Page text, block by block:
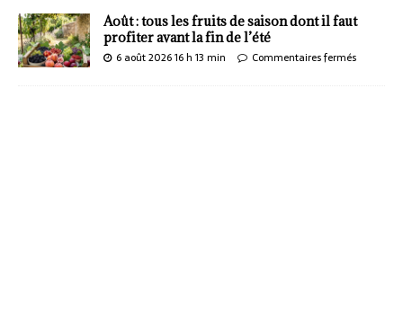
Août : tous les fruits de saison dont il faut
profiter avant la fin de l’été
6 août 2026 16 h 13 min Commentaires fermés